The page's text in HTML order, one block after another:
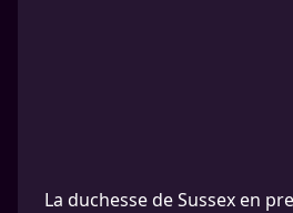
La duchesse de Sussex en